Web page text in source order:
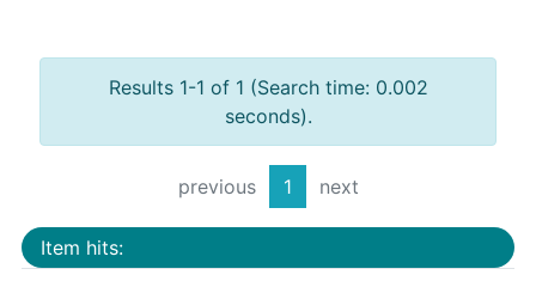
Results 1-1 of 1 (Search time: 0.002
seconds).
previous 1 next
Item hits: